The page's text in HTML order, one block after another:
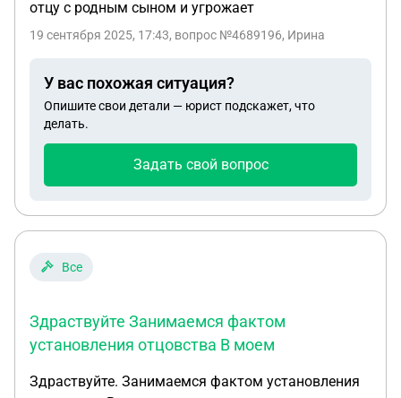
отцу с родным сыном и угрожает
19 сентября 2025, 17:43, вопрос №4689196, Ирина
У вас похожая ситуация?
Опишите свои детали — юрист подскажет, что
делать.
Задать свой вопрос
Все
Здраствуйте Занимаемся фактом
установления отцовства В моем
Здраствуйте. Занимаемся фактом установления